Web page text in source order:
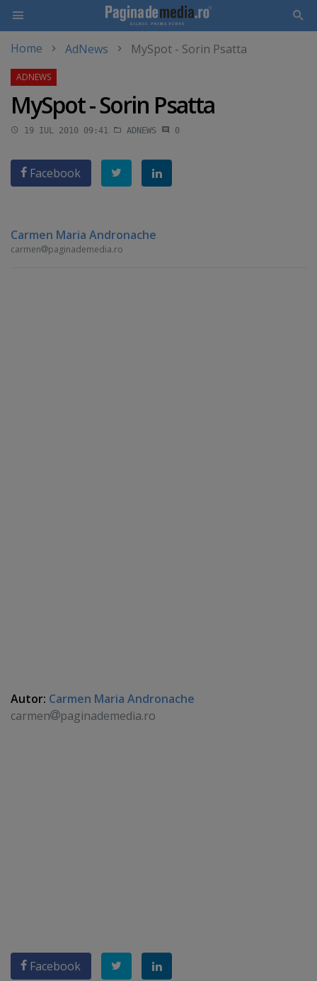
content
Home AdNews MySpot - Sorin Psatta
MySpot - Sorin Psatta
19 IUL 2010 09:41 ADNEWS 0
Facebook
Carmen Maria Andronache
carmen paginademedia.ro
Autor: Carmen Maria Andronache
carmen
paginademedia.ro
Facebook